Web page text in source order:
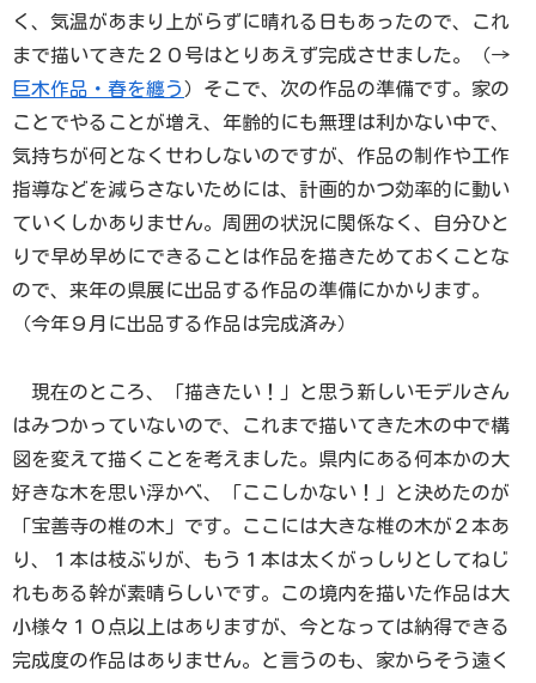
く、気温があまり上がらずに晴れる日もあったので、これ
まで描いてきた２０号はとりあえず完成させました。（→
巨木作品・春を纏う ）そこで、次の作品の準備です。家の
ことでやることが増え、年齢的にも無理は利かない中で、
気持ちが何となくせわしないのですが、作品の制作や工作
指導などを減らさないためには、計画的かつ効率的に動い
ていくしかありません。周囲の状況に関係なく、自分ひと
りで早め早めにできることは作品を描きためておくことな
ので、来年の県展に出品する作品の準備にかかります。
（今年９月に出品する作品は完成済み）
現在のところ、「描きたい！」と思う新しいモデルさん
はみつかっていないので、これまで描いてきた木の中で構
図を変えて描くことを考えました。県内にある何本かの大
好きな木を思い浮かべ、「ここしかない！」と決めたのが
「宝善寺の椎の木」です。ここには大きな椎の木が２本あ
り、１本は枝ぶりが、もう１本は太くがっしりとしてねじ
れもある幹が素晴らしいです。この境内を描いた作品は大
小様々１０点以上はありますが、今となっては納得できる
完成度の作品はありません。と言うのも、家からそう遠く